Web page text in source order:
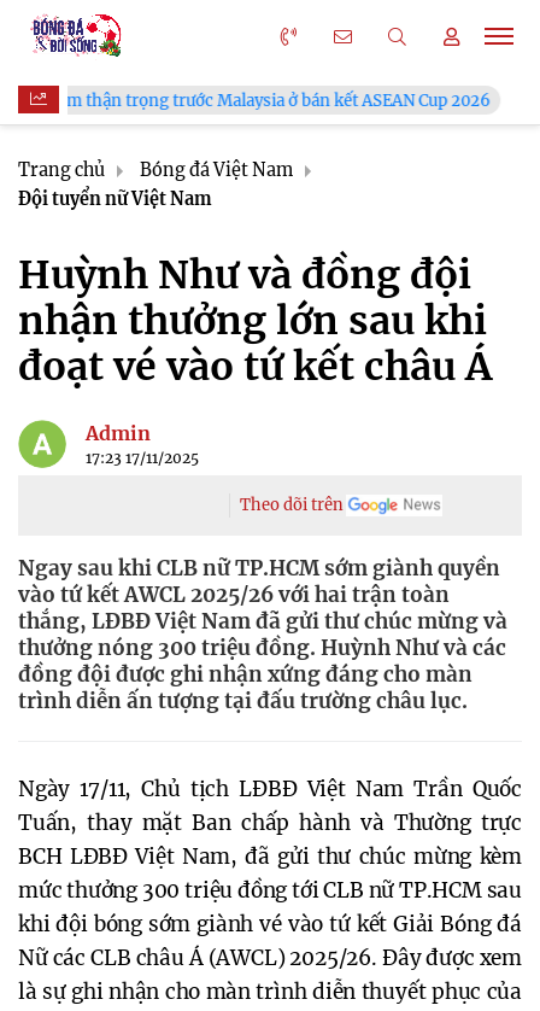
trước Malaysia ở bán kết ASEAN Cup 2026 VFF công bố
Trang chủ
Bóng đá Việt Nam
Đội tuyển nữ Việt Nam
Huỳnh Như và đồng đội
nhận thưởng lớn sau khi
đoạt vé vào tứ kết châu Á
Admin
17:23 17/11/2025
Theo dõi trên
Ngay sau khi CLB nữ TP.HCM sớm giành quyền
vào tứ kết AWCL 2025/26 với hai trận toàn
thắng, LĐBĐ Việt Nam đã gửi thư chúc mừng và
thưởng nóng 300 triệu đồng. Huỳnh Như và các
đồng đội được ghi nhận xứng đáng cho màn
trình diễn ấn tượng tại đấu trường châu lục.
Ngày 17/11, Chủ tịch LĐBĐ Việt Nam Trần Quốc
Tuấn, thay mặt Ban chấp hành và Thường trực
BCH LĐBĐ Việt Nam, đã gửi thư chúc mừng kèm
mức thưởng 300 triệu đồng tới CLB nữ TP.HCM sau
khi đội bóng sớm giành vé vào tứ kết Giải Bóng đá
Nữ các CLB châu Á (AWCL) 2025/26. Đây được xem
là sự ghi nhận cho màn trình diễn thuyết phục của